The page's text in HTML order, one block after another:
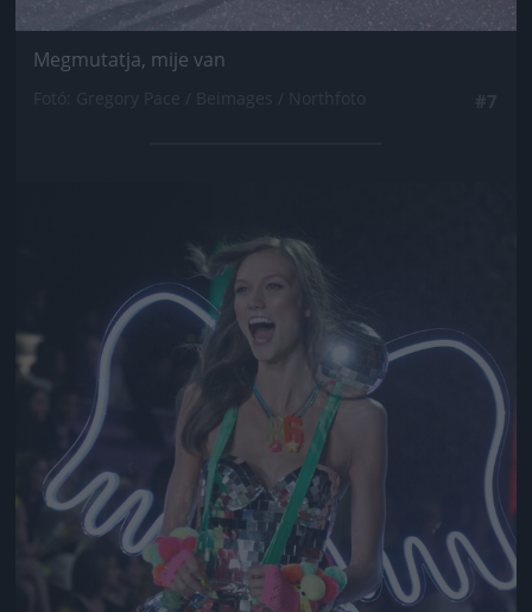
Megmutatja, mije van